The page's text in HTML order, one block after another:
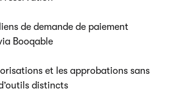
de demande de paiement
Booqable
et les approbations sans
distincts